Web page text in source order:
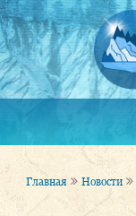
Главная Новости